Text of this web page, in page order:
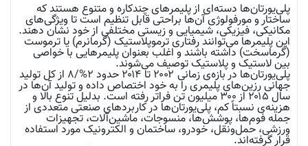
پلی‌یورتان‌ها دسته‌ای از پلیمرهای چندکاره و متنوع هستند که
ساختار و مورفولوژی آن‌ها براحتی قابل تنظیم است تا ویژگی‌های
مکانیکی، فیزیکی، شیمیایی و زیستی مختلفی از خود نشان دهند.
این پلیمرها می‌توانند رفتاری ترموپلاستیک (گرمانرم) یا ترموست
(گرماسخت) داشته باشند و اغلب بعنوان پلیمرهایی با خواصی
بین لاستیک و پلاستیک توصیف می‌شوند.
پلی‌یورتان‌ها در بازه‌ی زمانی ۲۰۰۲ تا ۲۰۱۴ حدود ۲%/۸ از کل تولید
جهانی رزین‌های پلیمری را به خود اختصاص داده و تولید آن‌ها در
سال ۲۰۱۵ از ۳۰۰ میلیون تن فراتر رفته است. بدلیل تنوع بالا و
هزینه‌ی نسبتاً کم، پلی‌یورتان‌ها در کاربردهای صنعتی متعددی از
جمله فوم‌ها، پوشش‌ها، منسوجات، ماشین‌آلات، تجهیزات
ورزشی، حمل‌ونقل، خودرو، ساختمان و الکترونیک مورد استفاده
قرار گرفته‌اند.